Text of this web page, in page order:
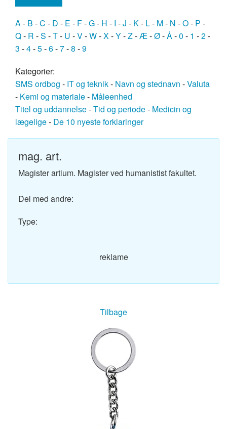
A- B -C - D - E - F-G- H - I -J - K- L- M- N -O- P -
Q- R -S -T- U -V-W-X-Y-Z-Æ-Ø-Å-0 - 1 -2-
3 -4-5-6-7-8 -9
Kategorier:
SMS ordbog - IT og teknik- Navn og stednavn -Valuta
- Kemi og materiale- Måleenhed
Titel og uddannelse-Tid og periode- Medicin og
lægelige- De 10 nyeste forklaringer
mag. art.
Magister artium. Magister ved humanistist fakultet.
Del med andre:
Type:
reklame
Tilbage